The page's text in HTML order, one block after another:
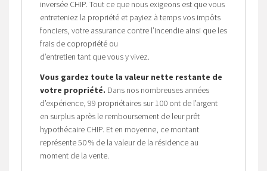
inversée CHIP. Tout ce que nous exigeons est que vous
entreteniez la propriété et payiez à temps vos impôts
fonciers, votre assurance contre l’incendie ainsi que les
frais de copropriété ou
d’entretien tant que vous y vivez.
Vous gardez toute la valeur nette restante de
votre propriété. Dans nos nombreuses années
d’expérience, 99 propriétaires sur 100 ont de l’argent
en surplus après le remboursement de leur prêt
hypothécaire CHIP. Et en moyenne, ce montant
représente 50 % de la valeur de la résidence au
moment de la vente.